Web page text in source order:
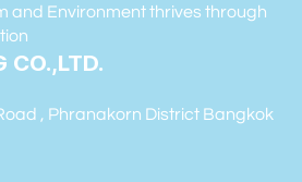
and Environment thrives through
CO.,LTD.
, Phranakorn District Bangkok